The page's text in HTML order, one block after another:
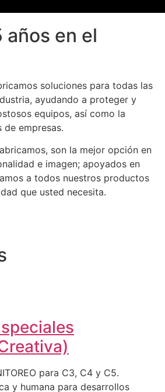
años en el
soluciones para todas las
ayudando a proteger y
equipos, así como la
de empresas.
son la mejor opción en
e imagen; apoyados en
a todos nuestros productos
que usted necesita.
para C3, C4 y C5.
y humana para desarrollos